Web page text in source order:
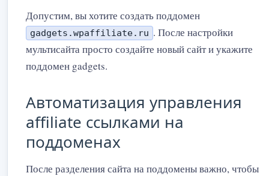
Допустим, вы хотите создать поддомен
gadgets.wpaffiliate.ru . После настройки
мультисайта просто создайте новый сайт и укажите
поддомен gadgets.
Автоматизация управления
affiliate ссылками на
поддоменах
После разделения сайта на поддомены важно, чтобы